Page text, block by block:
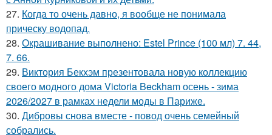
27. Когда то очень давно, я вообще не понимала
прическу водопад.
28. Окрашивание выполнено: Estel Prince (100 мл) 7. 44,
7. 66.
29. Виктория Бекхэм презентовала новую коллекцию
своего модного дома Victoria Beckham осень - зима
2026/2027 в рамках недели моды в Париже.
30. Дибровы снова вместе - повод очень семейный
собрались.